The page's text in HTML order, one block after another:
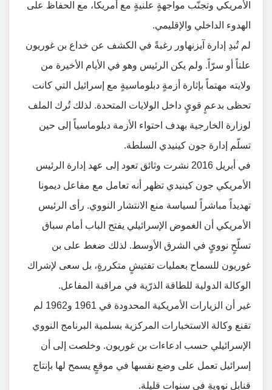
الأمريكي وتجنّب مواجهةٍ علنيةٍ مع أمريكا، مع الحفاظ على
الهدوء الداخلي والإقليمي.
لم تُبدِ إدارة آيزنهاور رغبةً في الكشف عن خداع بن غوريون
علناً أو سرّاً. ولم يكن الرئيس وهو في الأيام الأخيرة من
ولايته مهتماً بإثارة أزمةٍ دبلوماسيةٍ مع إسرائيل التي كانت
تحظى بدعمٍ قويٍ داخل الولايات المتحدة. لذلك تُرك الملف
لوزارة الخارجية بهدف احتواء الأزمة دبلوماسياً إلى حين
تسلّم إدارة جون كينيدي السلطة.
في أبريل 2016 نشرت وثائق تعود إلى عهد إدارة الرئيس
الأمريكي جون كينيدي تظهر أنه تعامل مع مفاعل ديمونا
تهديداً مباشراً لسياسة منع الانتشار النووي. رأى الرئيس
الأمريكي أن الغموض الإسرائيلي يفتح الباب أمام سباق
تسلّحٍ نوويٍ في الشرق الأوسط. لذلك ضغط على بن
غوريون للسماح بعمليات تفتيشٍ متكررةٍ، بل سعى لإشراك
الوكالة الدولية للطاقة الذرّية في مراقبة المفاعل.
غير أن الزيارات الأمريكية المحدودة في 1961 و1962 لم
تقنع وكالة الاستخبارات المركزية بسلمية البرنامج النووي
الإسرائيلي حسب ادعاءات بن غوريون. وخلصت إلى أن
إسرائيل تعمل على وضع نفسها في موقعٍ يسمح لها بإنتاج
قنابل نوويةٍ في سنوات قليلة.